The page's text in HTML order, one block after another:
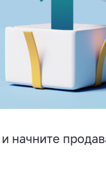
и начните